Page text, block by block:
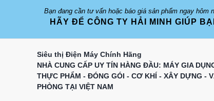
Bạn đang cần tư vấn hoặc báo giá sản phẩm ngay hôm
HÃY ĐỂ CÔNG TY HẢI MINH GIÚP
Siêu thị Điện Máy Chính Hãng
NHÀ CUNG CẤP UY TÍN HÀNG ĐẦU: MÁY GIA
THỰC PHẨM - ĐÓNG GÓI - CƠ KHÍ - XÂY DỰNG -
PHÒNG TẠI VIỆT NAM